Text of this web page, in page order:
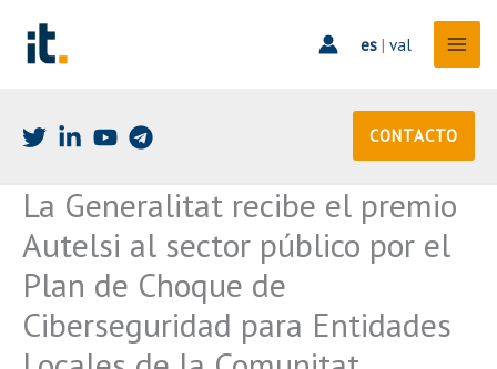
contenido
es| val
CONTACTO
La Generalitat recibe el premio
Autelsi al sector público por el
Plan de Choque de
Ciberseguridad para Entidades